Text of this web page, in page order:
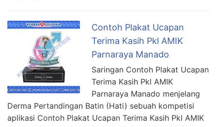
Contoh Plakat Ucapan
Terima Kasih Pkl AMIK
Parnaraya Manado
Saringan Contoh Plakat Ucapan
Terima Kasih Pkl AMIK
Parnaraya Manado menjelang
Derma Pertandingan Batin (Hati) sebuah kompetisi
aplikasi Contoh Plakat Ucapan Terima Kasih Pkl AMIK